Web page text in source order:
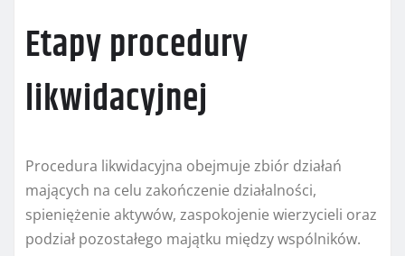
Etapy procedury
likwidacyjnej
Procedura likwidacyjna obejmuje zbiór działań
mających na celu zakończenie działalności,
spieniężenie aktywów, zaspokojenie wierzycieli oraz
podział pozostałego majątku między wspólników.